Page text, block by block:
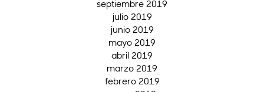
septiembre 2019
julio 2019
junio 2019
mayo 2019
abril 2019
marzo 2019
febrero 2019